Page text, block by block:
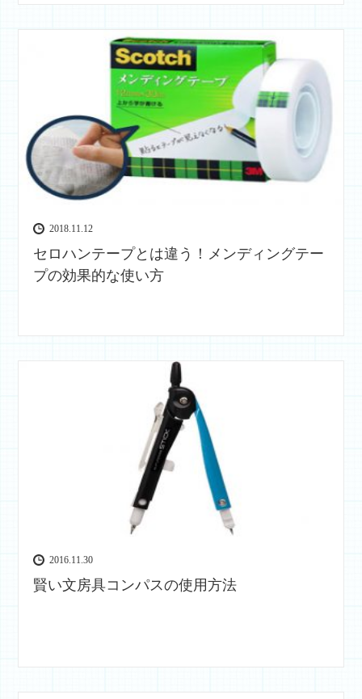
2018.11.12
セロハンテープとは違う！メンディングテー
プの効果的な使い方
2016.11.30
賢い文房具コンパスの使用方法